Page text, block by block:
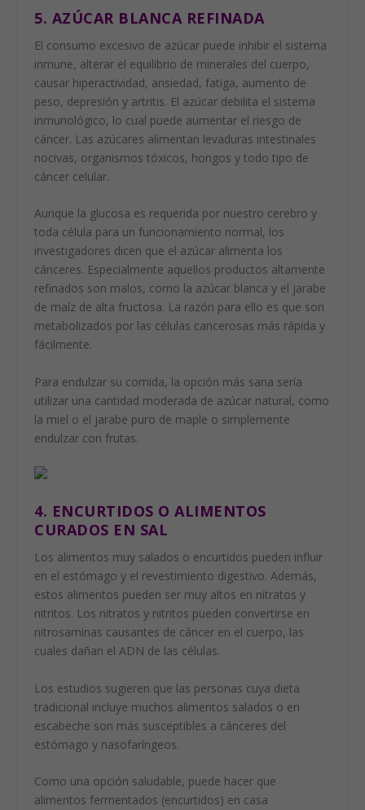
5. AZÚCAR BLANCA REFINADA
El consumo excesivo de azúcar puede inhibir el sistema
inmune, alterar el equilibrio de minerales del cuerpo,
causar hiperactividad, ansiedad, fatiga, aumento de
peso, depresión y artritis. El azúcar debilita el sistema
inmunológico, lo cual puede aumentar el riesgo de
cáncer. Las azúcares alimentan levaduras intestinales
nocivas, organismos tóxicos, hongos y todo tipo de
cáncer celular.
Aunque la glucosa es requerida por nuestro cerebro y
toda célula para un funcionamiento normal, los
investigadores dicen que el azúcar alimenta los
cánceres. Especialmente aquellos productos altamente
refinados son malos, como la azúcar blanca y el jarabe
de maíz de alta fructosa. La razón para ello es que son
metabolizados por las células cancerosas más rápida y
fácilmente.
Para endulzar su comida, la opción más sana sería
utilizar una cantidad moderada de azúcar natural, como
la miel o el jarabe puro de maple o simplemente
endulzar con frutas.
4. ENCURTIDOS O ALIMENTOS
CURADOS EN SAL
Los alimentos muy salados o encurtidos pueden influir
en el estómago y el revestimiento digestivo. Además,
estos alimentos pueden ser muy altos en nitratos y
nitritos. Los nitratos y nitritos pueden convertirse en
nitrosaminas causantes de cáncer en el cuerpo, las
cuales dañan el ADN de las células.
Los estudios sugieren que las personas cuya dieta
tradicional incluye muchos alimentos salados o en
escabeche son más susceptibles a cánceres del
estómago y nasofaríngeos.
Como una opción saludable, puede hacer que
alimentos fermentados (encurtidos) en casa